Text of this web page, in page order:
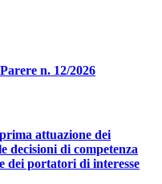
Parere n. 12/2026
attuazione dei
decisioni di competenza
dei portatori di interesse